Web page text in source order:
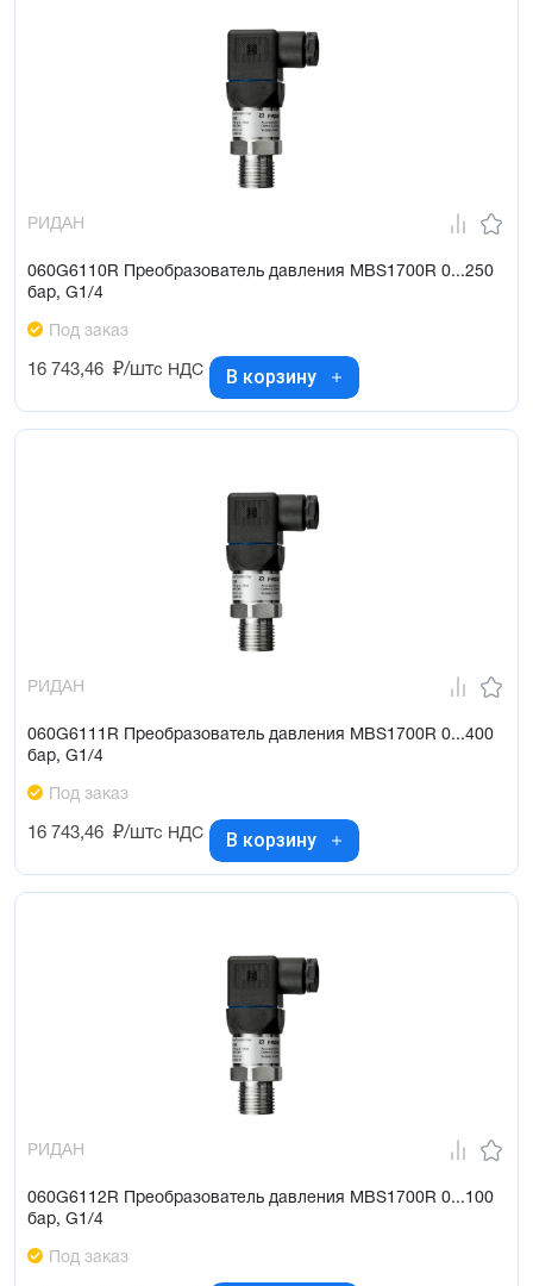
РИДАН
060G6110R Преобразователь давления MBS1700R 0...250
бар, G1/4
Под заказ
16 743,46 ₽/штс НДС В корзину
РИДАН
060G6111R Преобразователь давления MBS1700R 0...400
бар, G1/4
Под заказ
16 743,46 ₽/штс НДС В корзину
РИДАН
060G6112R Преобразователь давления MBS1700R 0...100
бар, G1/4
Под заказ